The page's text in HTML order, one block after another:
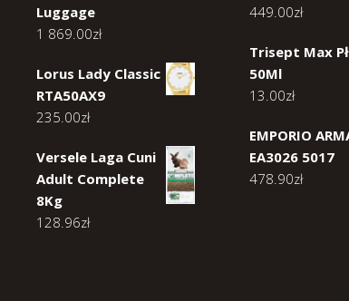
Luggage
1 869.00zł
Lorus Lady Classic
RTA50AX9
235.00zł
Versele Laga Cuni
Adult Complete
8Kg
128.96zł
449.00zł
Trisept Max
50Ml
13.00zł
EMPORIO
EA3026 5017
478.90zł